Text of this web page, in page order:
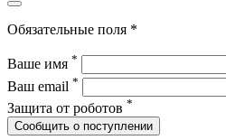
Обязательные поля *
Ваше имя *
Ваш email *
Защита от роботов *
Сообщить о поступлении